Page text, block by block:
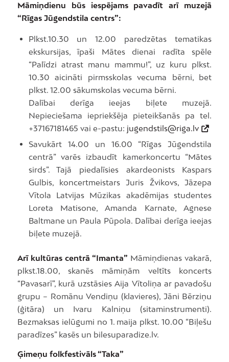
Māmiņdienu būs iespējams pavadīt arī muzejā
“Rīgas Jūgendstila centrs”:
Plkst.10.30 un 12.00 paredzētas tematikas
ekskursijas, īpaši Mātes dienai radīta spēle
“Palīdzi atrast manu mammu!”, uz kuru plkst.
10.30 aicināti pirmsskolas vecuma bērni, bet
plkst. 12.00 sākumskolas vecuma bērni.
Dalībai derīga ieejas biļete muzejā.
Nepieciešama iepriekšēja pieteikšanās pa tel.
+37167181465 vai e-pastu: jugendstils@riga.lv
Savukārt 14.00 un 16.00 “Rīgas Jūgendstila
centrā” varēs izbaudīt kamerkoncertu “Mātes
sirds”. Tajā piedalīsies akardeonists Kaspars
Gulbis, koncertmeistars Juris Žvikovs, Jāzepa
Vītola Latvijas Mūzikas akadēmijas studentes
Loreta Matisone, Amanda Karnate, Agnese
Baltmane un Paula Pūpola. Dalībai derīga ieejas
biļete muzejā.
Arī kultūras centrā “Imanta” Māmiņdienas vakarā,
plkst.18.00, skanēs māmiņām veltīts koncerts
“Pavasarī”, kurā uzstāsies Aija Vītoliņa ar pavadošu
grupu – Romānu Vendiņu (klavieres), Jāni Bērziņu
(ģitāra) un Ivaru Kalniņu (sitaminstrumenti).
Bezmaksas ielūgumi no 1. maija plkst. 10.00 “Biļešu
paradīzes” kasēs un bilesuparadize.lv.
Ģimeņu folkfestivāls “Taka”